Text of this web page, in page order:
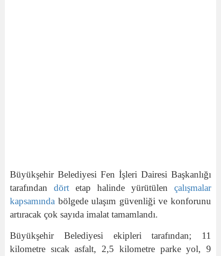
Büyükşehir Belediyesi Fen İşleri Dairesi Başkanlığı
tarafından dört etap halinde yürütülen çalışmalar
kapsamında bölgede ulaşım güvenliği ve konforunu
artıracak çok sayıda imalat tamamlandı.
Büyükşehir Belediyesi ekipleri tarafından; 11
kilometre sıcak asfalt, 2,5 kilometre parke yol, 9